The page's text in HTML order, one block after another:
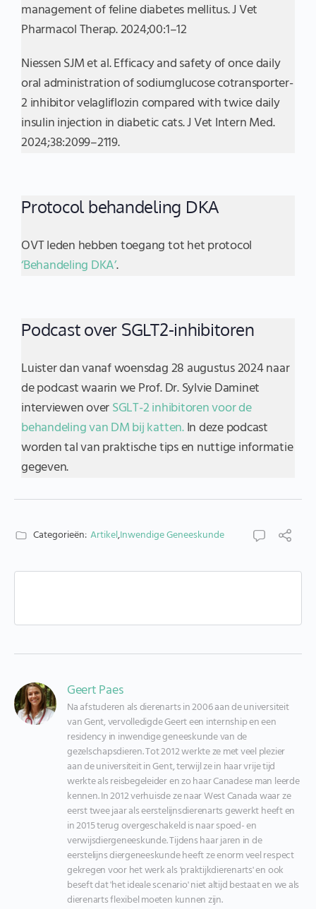
management of feline diabetes mellitus. J Vet
Pharmacol Therap. 2024;00:1–12
Niessen SJM et al. Efficacy and safety of once daily
oral administration of sodiumglucose cotransporter-
2 inhibitor velagliflozin compared with twice daily
insulin injection in diabetic cats. J Vet Intern Med.
2024;38:2099–2119.
Protocol behandeling DKA
OVT leden hebben toegang tot het protocol
‘Behandeling DKA’.
Podcast over SGLT2-inhibitoren
Luister dan vanaf woensdag 28 augustus 2024 naar
de podcast waarin we Prof. Dr. Sylvie Daminet
interviewen overSGLT-2 inhibitoren voor de
behandeling van DM bij katten.In deze podcast
worden tal van praktische tips en nuttige informatie
gegeven.
Categorieën: Artikel,Inwendige Geneeskunde
Geert Paes
Na afstuderen als dierenarts in 2006 aan de universiteit
van Gent, vervolledigde Geert een internship en een
residency in inwendige geneeskunde van de
gezelschapsdieren. Tot 2012 werkte ze met veel plezier
aan de universiteit in Gent, terwijl ze in haar vrije tijd
werkte als reisbegeleider en zo haar Canadese man leerde
kennen. In 2012 verhuisde ze naar West Canada waar ze
eerst twee jaar als eerstelijnsdierenarts gewerkt heeft en
in 2015 terug overgeschakeld is naar spoed- en
verwijsdiergeneeskunde. Tijdens haar jaren in de
eerstelijns diergeneeskunde heeft ze enorm veel respect
gekregen voor het werk als 'praktijkdierenarts' en ook
beseft dat 'het ideale scenario' niet altijd bestaat en we als
dierenarts flexibel moeten kunnen zijn.